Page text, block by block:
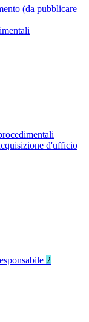
(da pubblicare
d'ufficio
2